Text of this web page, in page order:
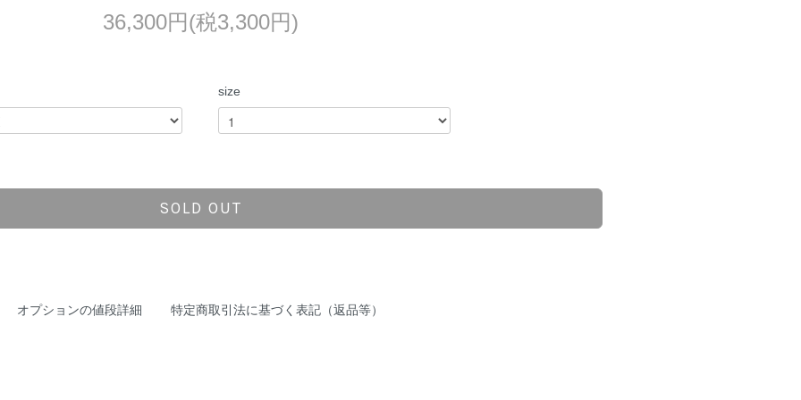
36,300円(税3,300円)
size
SOLD OUT
オプションの値段詳細 特定商取引法に基づく表記（返品等）